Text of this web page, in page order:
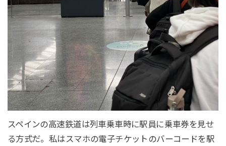
スペインの高速鉄道は列車乗車時に駅員に乗車券を見せ
る方式だ。私はスマホの電子チケットのバーコードを駅